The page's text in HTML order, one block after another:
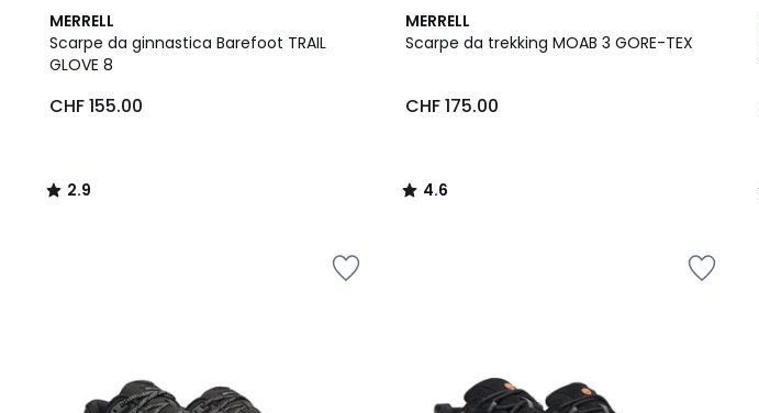
MERRELL
Scarpe da ginnastica Barefoot TRAIL
GLOVE 8
CHF 155.00
2.9
/ 5
2.9
/
MERRELL
Scarpe da trekking MOAB 3 GORE-TEX
CHF 175.00
4.6
/ 5
4.6
/